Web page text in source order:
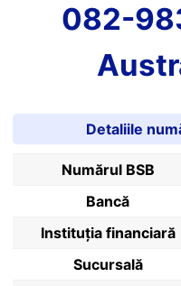
082-
Detaliile
Numărul BSB
Bancă
Instituția financiară
Sucursală